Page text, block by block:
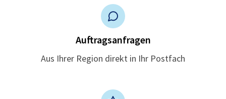
Auftragsanfragen
Aus Ihrer Region direkt in Ihr Postfach